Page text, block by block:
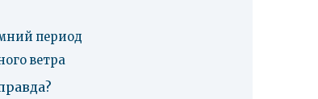
период
ветра